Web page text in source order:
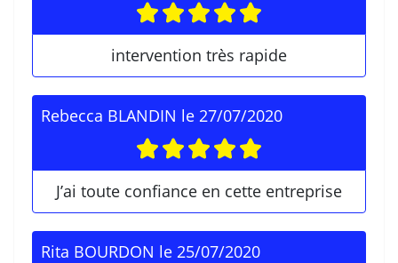
intervention très rapide
Rebecca BLANDIN le 27/07/2020
J’ai toute confiance en cette entreprise
Rita BOURDON le 25/07/2020